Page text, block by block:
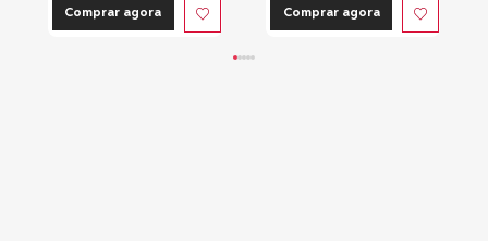
Comprar agora Comprar agora